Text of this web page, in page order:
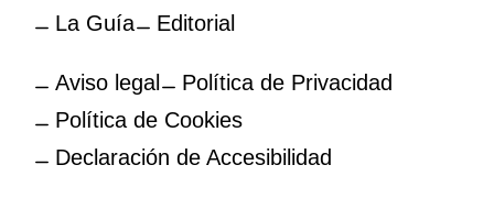
La Guía
Editorial
Aviso legal
Política de Privacidad
Política de Cookies
Declaración de Accesibilidad